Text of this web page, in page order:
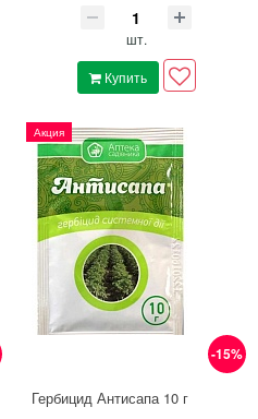
шт.
Купить
-15%
Акция
Гербицид Антисапа 10 г